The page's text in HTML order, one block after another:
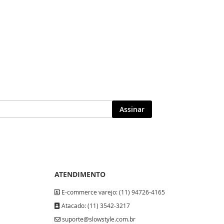
Assinar
ATENDIMENTO
E-commerce varejo: (11) 94726-4165
Atacado: (11) 3542-3217
suporte@slowstyle.com.br